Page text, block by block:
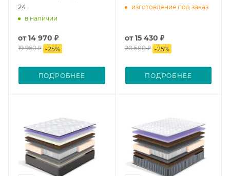
24
в наличии
от14 970 ₽
19 960 ₽ -25%
ПОДРОБНЕЕ
изготовление под заказ
от15 430 ₽
20 580 ₽ -25%
ПОДРОБНЕЕ